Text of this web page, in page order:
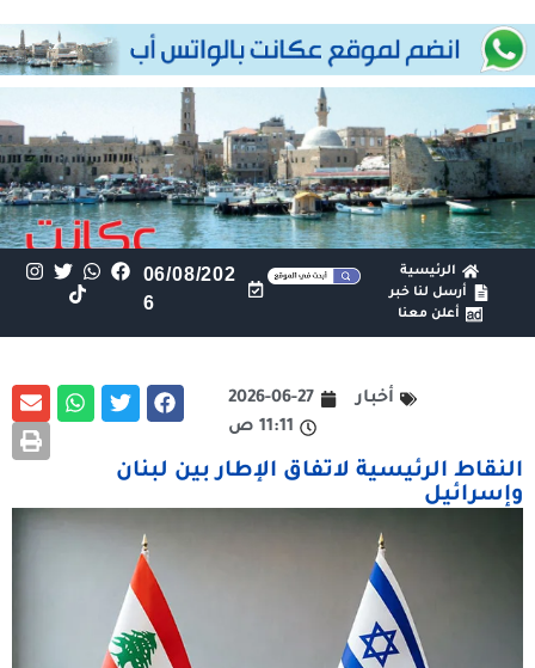
الرئيسية
أرسل لنا خبر
أعلن معنا
06/08/202
6
أخبار
2026-06-27
11:11 ص
النقاط الرئيسية لاتفاق الإطار بين لبنان
وإسرائيل